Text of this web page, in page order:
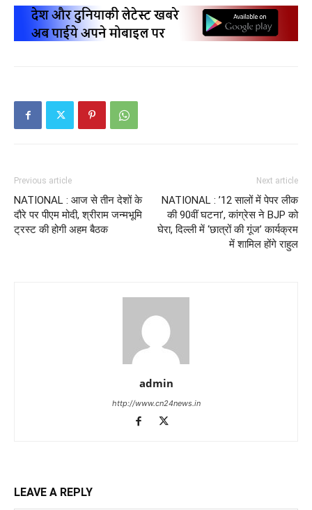
Previous article
NATIONAL : आज से तीन देशों के
दौरे पर पीएम मोदी, श्रीराम जन्मभूमि
ट्रस्ट की होगी अहम बैठक
Next article
NATIONAL : ’12 सालों में पेपर लीक
की 90वीं घटना’, कांग्रेस ने BJP को
घेरा, दिल्ली में ‘छात्रों की गूंज’ कार्यक्रम
में शामिल होंगे राहुल
admin
http://www.cn24news.in
LEAVE A REPLY